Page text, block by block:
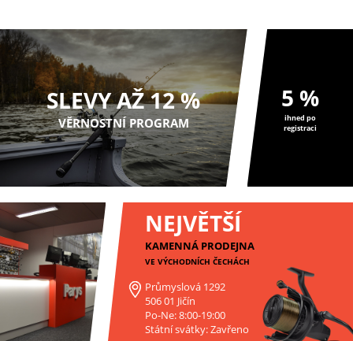
SLEVY AŽ 12 %
VĚRNOSTNÍ PROGRAM
5 %
ihned po
registraci
NEJVĚTŠÍ
KAMENNÁ PRODEJNA
VE VÝCHODNÍCH ČECHÁCH
Průmyslová 1292
506 01 Jičín
Po-Ne: 8:00-19:00
Státní svátky: Zavřeno